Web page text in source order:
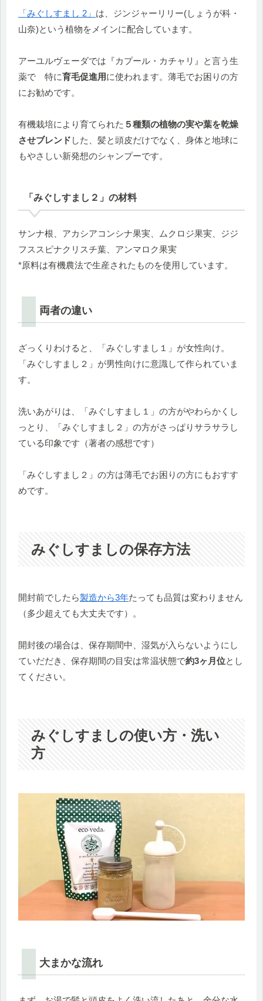
「みぐしすまし 2」 は、ジンジャーリリー(しょうが科・
山奈)という植物をメインに配合しています。
アーユルヴェーダでは『カプール・カチャリ』と言う生
薬で 特に育毛促進用に使われます。薄毛でお困りの方
にお勧めです。
有機栽培により育てられた ５種類の植物の実や葉を乾燥
させブレンド した、髪と頭皮だけでなく、身体と地球に
もやさしい新発想のシャンプーです。
「みぐしすまし２」の材料
サンナ根、アカシアコンシナ果実、ムクロジ果実、ジジ
フススピナクリスチ葉、アンマロク果実
*原料は有機農法で生産されたものを使用しています。
両者の違い
ざっくりわけると、「みぐしすまし１」が女性向け。
「みぐしすまし２」が男性向けに意識して作られていま
す。
洗いあがりは、「みぐしすまし１」の方がやわらかくし
っとり、「みぐしすまし２」の方がさっぱりサラサラし
ている印象です（著者の感想です）
「みぐしすまし２」の方は薄毛でお困りの方にもおすす
めです。
みぐしすましの保存方法
開封前でしたら製造から3年たっても品質は変わりません
（多少超えても大丈夫です）。
開封後の場合は、保存期間中、湿気が入らないようにし
ていだだき、保存期間の目安は常温状態で約3ヶ月位とし
てください。
みぐしすましの使い方・洗い
方
大まかな流れ